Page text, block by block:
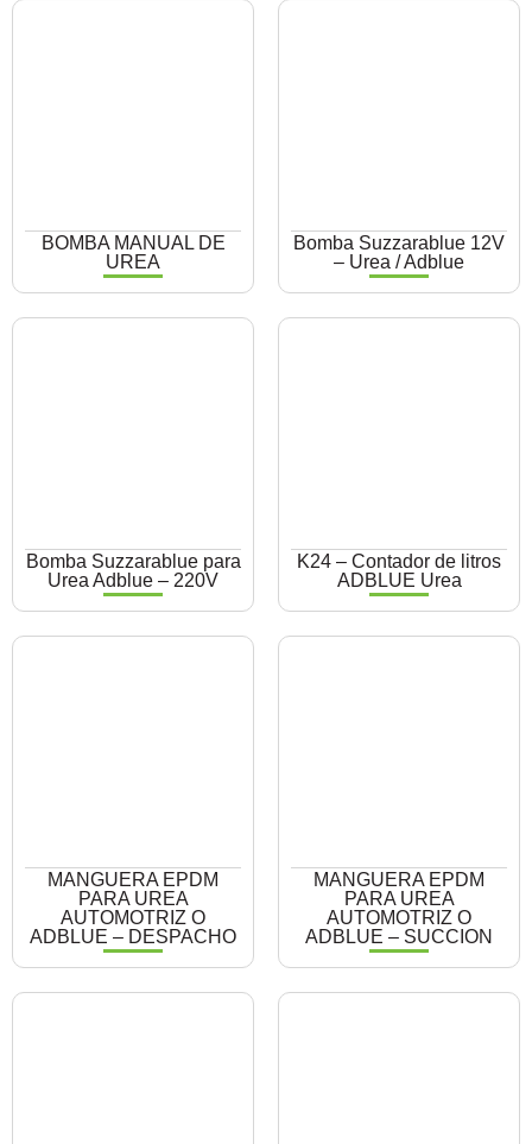
BOMBA MANUAL DE
UREA
Bomba Suzzarablue 12V
– Urea / Adblue
Bomba Suzzarablue para
Urea Adblue – 220V
K24 – Contador de litros
ADBLUE Urea
MANGUERA EPDM
PARA UREA
AUTOMOTRIZ O
ADBLUE – DESPACHO
MANGUERA EPDM
PARA UREA
AUTOMOTRIZ O
ADBLUE – SUCCION